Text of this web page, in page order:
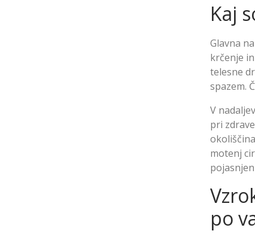
Kaj
Glavna
krčenje
telesne
spazem.
V
pri
motenj
po